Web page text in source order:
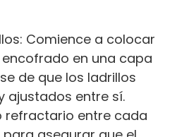
Comience a colocar
en una capa
de que los ladrillos
ajustados entre sí.
refractario entre cada